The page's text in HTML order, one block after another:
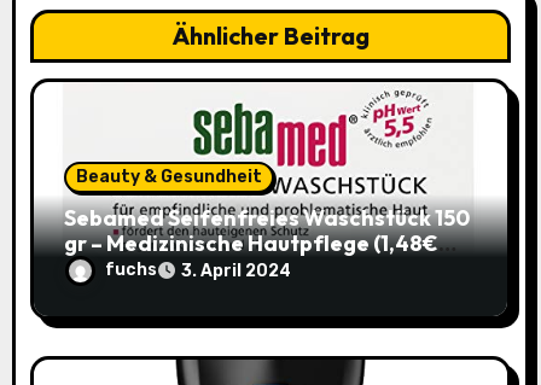
g
a
o
Ähnlicher Beitrag
Beauty & Gesundheit
Sebamed Seifenfreies Waschstück 150
gr – Medizinische Hautpflege (1,48€
statt 1,99€)
fuchs 3. April 2024